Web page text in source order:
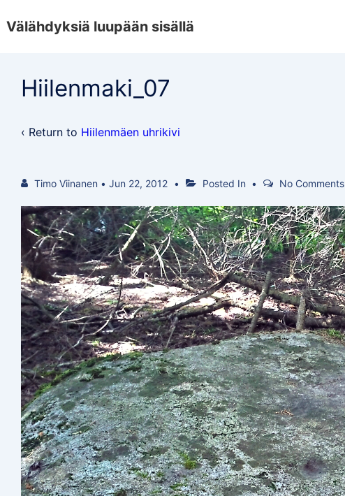
Skip
Content
Välähdyksiä luupään sisällä
Hiilenmaki_07
‹ Return to Hiilenmäen uhrikivi
Timo Viinanen • Jun 22, 2012 Posted In No Comments